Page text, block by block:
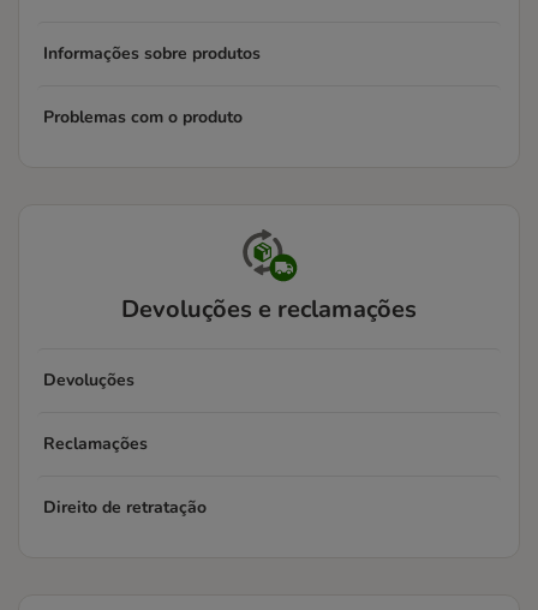
Informações sobre produtos
Problemas com o produto
Devoluções e reclamações
Devoluções
Reclamações
Direito de retratação